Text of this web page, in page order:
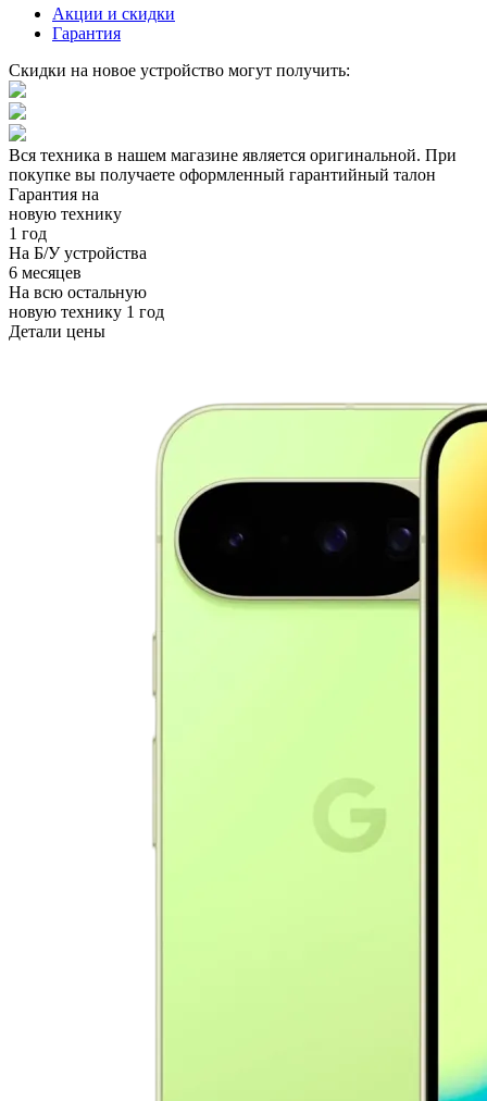
Акции и скидки
Гарантия
Скидки на новое устройство могут получить:
Вся техника в нашем магазине является оригинальной. При
покупке вы получаете оформленный гарантийный талон
Гарантия на
новую технику
1 год
На Б/У устройства
6 месяцев
На всю остальную
новую технику 1 год
Детали цены